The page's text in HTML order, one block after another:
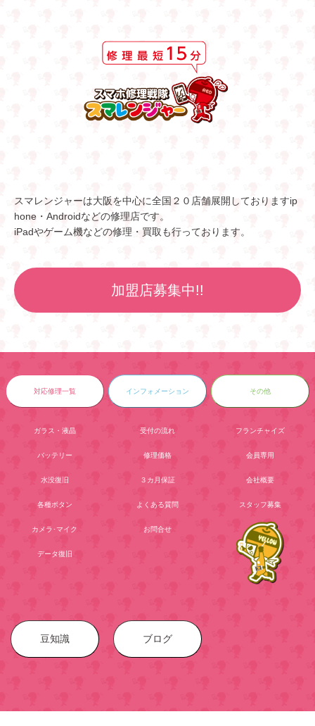
スマレンジャーは大阪を中心に全国２０店舗展開しておりますip
hone・Androidなどの修理店です。
iPadやゲーム機などの修理・買取も行っております。
加盟店募集中!!
対応修理一覧
ガラス・液晶
バッテリー
水没復旧
各種ボタン
カメラ･マイク
データ復旧
インフォメーション
受付の流れ
修理価格
３カ月保証
よくある質問
お問合せ
その他
フランチャイズ
会員専用
会社概要
スタッフ募集
豆知識 ブログ